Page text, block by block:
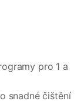
pro 1 a
snadné čištění